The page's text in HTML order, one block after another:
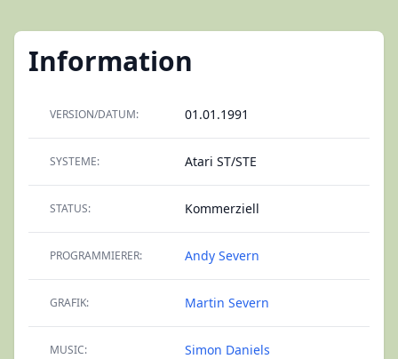
Information
VERSION/DATUM: 01.01.1991
SYSTEME: Atari ST/STE
STATUS: Kommerziell
PROGRAMMIERER: Andy Severn
GRAFIK: Martin Severn
MUSIC: Simon Daniels